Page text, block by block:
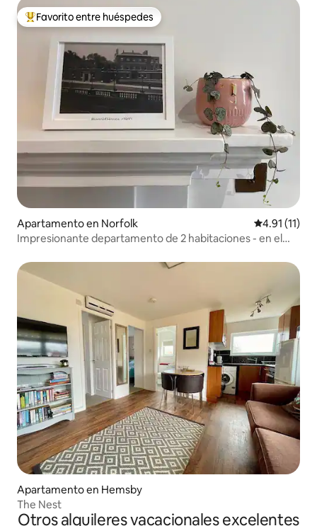
Favorito entre huéspedes preferido
Favorito entre huéspedes
Apartamento en Norfolk Calificación
4.91 (11)
Impresionante departamento de 2 habitaciones - en el
Apartamento en Hemsby
The Nest
Otros alquileres vacacionales excelentes